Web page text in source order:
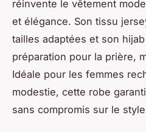
réinvente le vêtement
et élégance. Son tissu
tailles adaptées et son
préparation pour la prière,
Idéale pour les femmes
modestie, cette robe
sans compromis sur le